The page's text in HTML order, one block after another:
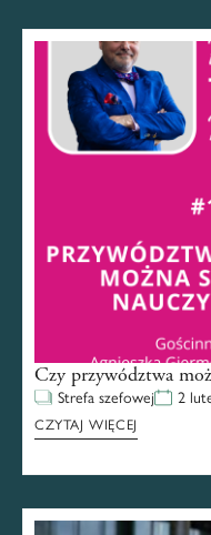
Czy przywództwa
Strefa szefowej 2
CZYTAJ WIĘCEJ